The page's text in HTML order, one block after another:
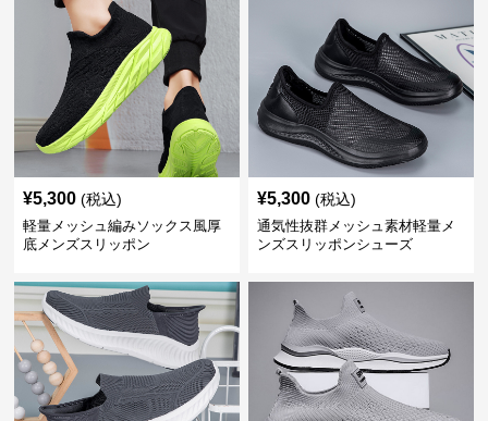
¥5,300 (税込)
軽量メッシュ編みソックス風厚
底メンズスリッポン
¥5,300 (税込)
通気性抜群メッシュ素材軽量メ
ンズスリッポンシューズ